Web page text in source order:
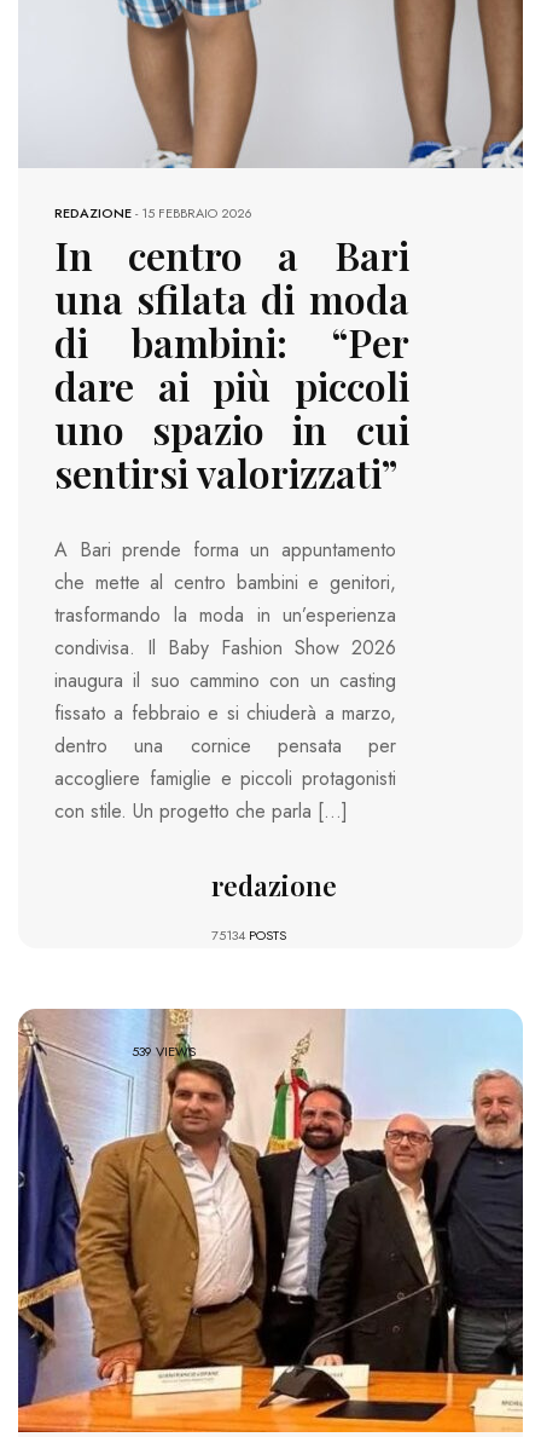
REDAZIONE-15 FEBBRAIO 2026
In centro a Bari
una sfilata di moda
di bambini: “Per
dare ai più piccoli
uno spazio in cui
sentirsi valorizzati”
A Bari prende forma un appuntamento
che mette al centro bambini e genitori,
trasformando la moda in un’esperienza
condivisa. Il Baby Fashion Show 2026
inaugura il suo cammino con un casting
fissato a febbraio e si chiuderà a marzo,
dentro una cornice pensata per
accogliere famiglie e piccoli protagonisti
con stile. Un progetto che parla […]
redazione
75134 POSTS
539 VIEWS